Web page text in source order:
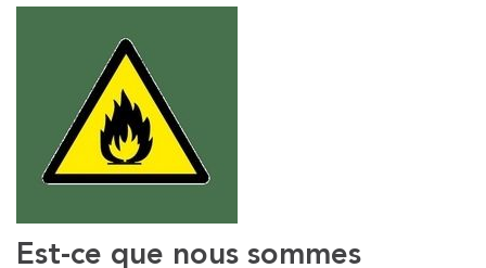
Est-ce que nous sommes